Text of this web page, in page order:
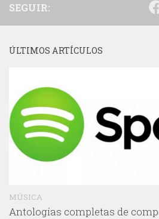
SEGUIR:
ÚLTIMOS ARTÍCULOS
MÚSICA
Antologías completas de